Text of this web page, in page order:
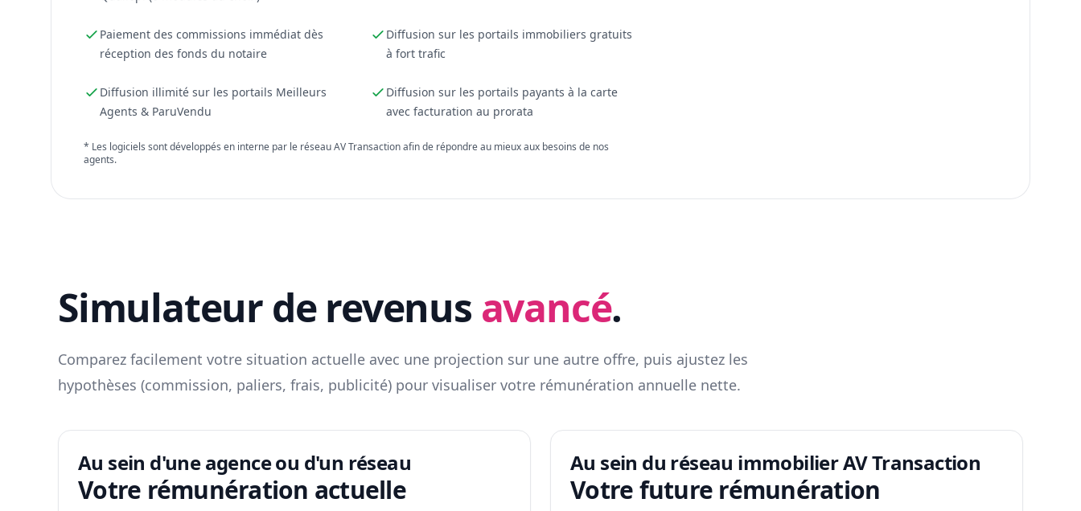
Paiement des commissions immédiat dès
réception des fonds du notaire
Diffusion sur les portails immobiliers gratuits
à fort trafic
Diffusion illimité sur les portails Meilleurs
Agents & ParuVendu
Diffusion sur les portails payants à la carte
avec facturation au prorata
* Les logiciels sont développés en interne par le réseau AV Transaction afin de répondre au mieux aux besoins de nos
agents.
Simulateur de revenus avancé.
Comparez facilement votre situation actuelle avec une projection sur une autre offre, puis ajustez les
hypothèses (commission, paliers, frais, publicité) pour visualiser votre rémunération annuelle nette.
Au sein d'une agence ou d'un réseau
Votre rémunération actuelle
Au sein du réseau immobilier AV Transaction
Votre future rémunération